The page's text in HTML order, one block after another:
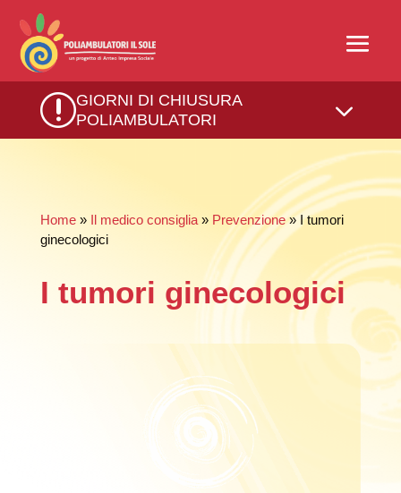
rGIORNI DI CHIUSURA
POLIAMBULATORI
3
Home» Il medico consiglia» Prevenzione» I tumori
ginecologici
I tumori ginecologici